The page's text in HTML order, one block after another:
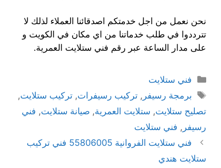
نحن نعمل من اجل خدمتكم اصدقائنا العملاء لذلك لا
تترددوا في طلب خدماتنا من اي مكان في الكويت و
على مدار الساعة عبر رقم فني ستلايت العمرية.
التصنيفات
فني ستلايت
الوسوم
برمجة رسيفر , تركيب رسيفرات, تركيب ستلايت,
تصليح ستلايت, ستلايت العمرية, صيانة ستلايت, فني
رسيفر , فني ستلايت
فني ستلايت الفروانية 55806005 فني تركيب
ستلايت هندي